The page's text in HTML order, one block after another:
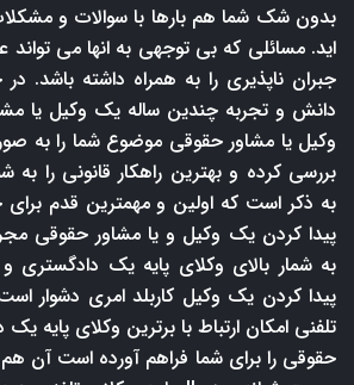
بدون شک شما هم بارها با سوالات و
اید. مسائلی که بی توجهی به انها می تواند
جبران ناپذیری را به همراه داشته باشد.
دانش و تجربه چندین ساله یک وکیل یا
وکیل یا مشاور حقوقی موضوع شما را به
بررسی کرده و بهترین راهکار قانونی را به
به ذکر است که اولین و مهمترین قدم
پیدا کردن یک وکیل و یا مشاور حقوقی
به شمار بالای وکلای پایه یک دادگستری
پیدا کردن یک وکیل کاربلد امری دشوار
تلفنی امکان ارتباط با برترین وکلای پایه
حقوقی را برای شما فراهم آورده است آن